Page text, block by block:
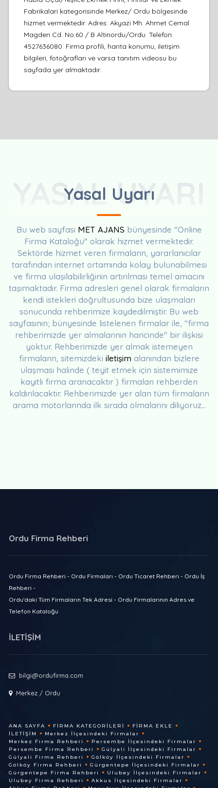
Fabrikalari kategorisinde Merkez/ Ordu bölgesinde
hizmet vermektedir. Adres: Akyazi Mh. Ahmet Cemal
Magden Cd. No:60 / B Altinordu/Ordu. Telefon:
4527636080. Firma profili, harita konumu, iletişim
bilgileri, fotoğrafları ve varsa tanıtım videosu bu
sayfada yer almaktadır.
Yasal Uyarı
YASAL UYARI
Bu web sayfası MET AJANS bünyesinde "Online
Firma Kataloğu" olarak hizmet vermektedir.
Sektörde hizmet veren firmaların, yararlanıcılar
tarafından internet ortamında kolay bulunabilmesi
ve firma ulaşılabilirliğinin artırılması temel amacını
taşımaktadır. Firma adresleri genel olarak firmaların
kendi istekleri doğrultusunda bize ulaşmaları
sonucunda rehberimize kaydedilmiştir. Bu web
sayfasının; bünyesinde listelenen firmalar ile, "firma
rehberimizde yer almalarının haricinde" bir ilişkisi
yoktur. Rehberimizde yer almak istemeyen
firmaların, sitemizdeki iletişim alanından bizlere
ulaşması halinde ( teyit etmek için sistemimize
kayıtlı firma aranacaktır ) firmaları rehberden
kaldırılacaktır. Rehberimizde yer alan tüm firmaların
arama motorlarında ilk sırada olmalarını diliyoruz...
Ordu Firma Rehberi
Ordu Firma Rehberi - Ordu Firmaları - Ordu Ticaret Rehberi - Ordu İş
Rehberi -
Ordu'daki Tüm Firmaların Tek Adresi - Ordu Firmalarının Adres ve
Telefon Kataloğu
İLETİŞİM
bilgi@ordufirma.com
Merkez / Ordu
ANA SAYFA FIRMA KATEGORILERI
FIRMA EKLE
İLETIŞIM
Merkez İlçesindeki Firmalar
Merkez Firma Rehberi
Persembe İlçesindeki Firmalar
Persembe Firma Rehberi
Gülyali İlçesindeki Firmalar
Gülyali Firma Rehberi
Gölköy İlçesindeki Firmalar
Gölköy Firma Rehberi
Gürgentepe İlçesindeki Firmalar
Gürgentepe Firma Rehberi
Ulubey İlçesindeki Firmalar
Ulubey Firma Rehberi
Akkus İlçesindeki Firmalar